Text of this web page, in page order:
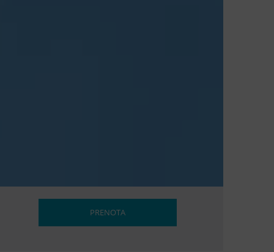
PRENOTA